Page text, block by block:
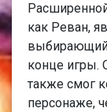
как Реван,
выбирающий
конце игры.
также смог
персонаже,